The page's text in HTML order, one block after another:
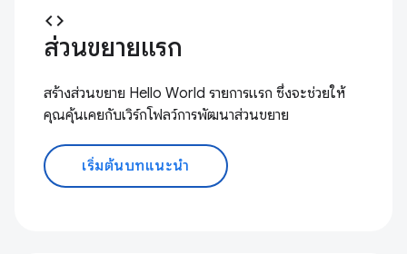
code
ส่วนขยายแรก
สร้างส่วนขยาย Hello World รายการแรก ซึ่งจะช่วยให้
คุณคุ้นเคยกับเวิร์กโฟลว์การพัฒนาส่วนขยาย
เริ่มต้นบทแนะนำ